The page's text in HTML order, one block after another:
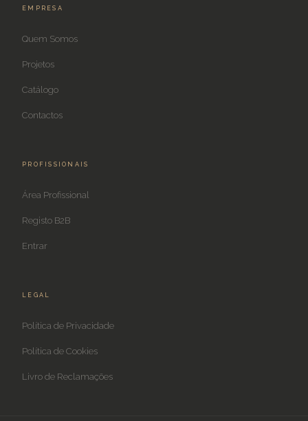
EMPRESA
Quem Somos
Projetos
Catálogo
Contactos
PROFISSIONAIS
Área Profissional
Registo B2B
Entrar
LEGAL
Política de Privacidade
Política de Cookies
Livro de Reclamações